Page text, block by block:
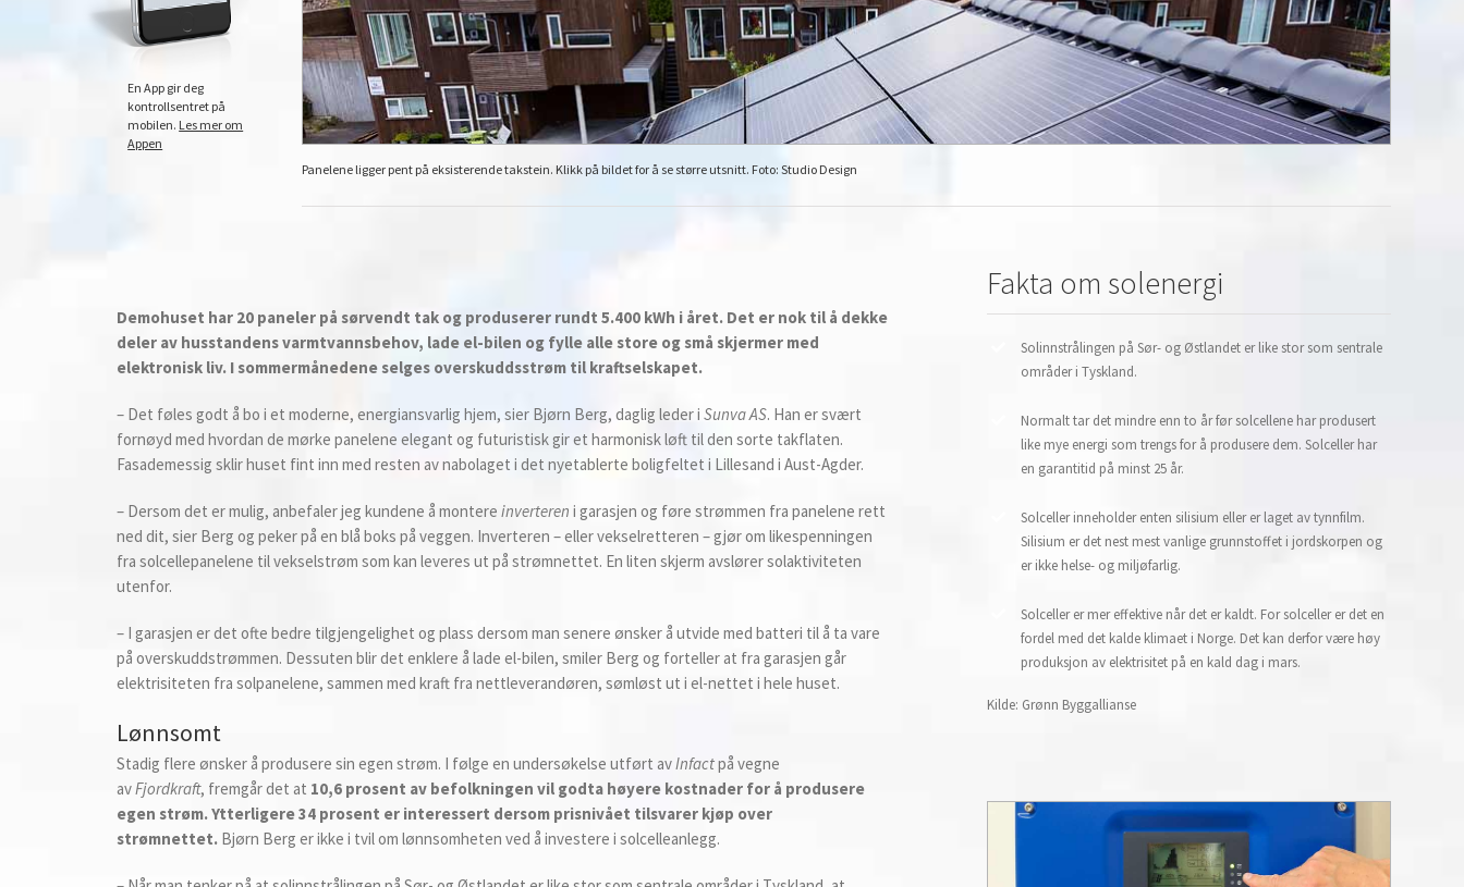
En App gir deg
kontrollsentret på
mobilen. Les mer om
Appen
Panelene ligger pent på eksisterende takstein. Klikk på bildet for å se større utsnitt. Foto: Studio Design
Demohuset har 20 paneler på sørvendt tak og produserer rundt 5.400 kWh i året. Det er nok til å dekke
deler av husstandens varmtvannsbehov, lade el-bilen og fylle alle store og små skjermer med
elektronisk liv. I sommermånedene selges overskuddsstrøm til kraftselskapet.
– Det føles godt å bo i et moderne, energiansvarlig hjem, sier Bjørn Berg, daglig leder i Sunva AS. Han er svært
fornøyd med hvordan de mørke panelene elegant og futuristisk gir et harmonisk løft til den sorte takflaten.
Fasademessig sklir huset fint inn med resten av nabolaget i det nyetablerte boligfeltet i Lillesand i Aust-Agder.
– Dersom det er mulig, anbefaler jeg kundene å montere inverteren i garasjen og føre strømmen fra panelene rett
ned dit, sier Berg og peker på en blå boks på veggen. Inverteren – eller vekselretteren – gjør om likespenningen
fra solcellepanelene til vekselstrøm som kan leveres ut på strømnettet. En liten skjerm avslører solaktiviteten
utenfor.
– I garasjen er det ofte bedre tilgjengelighet og plass dersom man senere ønsker å utvide med batteri til å ta vare
på overskuddstrømmen. Dessuten blir det enklere å lade el-bilen, smiler Berg og forteller at fra garasjen går
elektrisiteten fra solpanelene, sammen med kraft fra nettleverandøren, sømløst ut i el-nettet i hele huset.
Lønnsomt
Stadig flere ønsker å produsere sin egen strøm. I følge en undersøkelse utført avInfactpå vegne
avFjordkraft, fremgår det at 10,6 prosent av befolkningen vil godta høyere kostnader for å produsere
egen strøm. Ytterligere 34 prosent er interessert dersom prisnivået tilsvarer kjøp over
strømnettet.Bjørn Berg er ikke i tvil om lønnsomheten ved å investere i solcelleanlegg.
Fakta om solenergi
Solinnstrålingen på Sør- og Østlandet er like stor som sentrale
områder i Tyskland.
Normalt tar det mindre enn to år før solcellene har produsert
like mye energi som trengs for å produsere dem. Solceller har
en garantitid på minst 25 år.
Solceller inneholder enten silisium eller er laget av tynnfilm.
Silisium er det nest mest vanlige grunnstoffet i jordskorpen og
er ikke helse- og miljøfarlig.
Solceller er mer effektive når det er kaldt. For solceller er det en
fordel med det kalde klimaet i Norge. Det kan derfor være høy
produksjon av elektrisitet på en kald dag i mars.
Kilde: Grønn Byggallianse